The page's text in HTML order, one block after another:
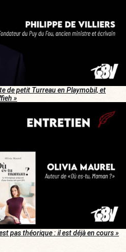
de petit Turreau en Playmobil, et
»
pas théorique : il est déjà en cours »